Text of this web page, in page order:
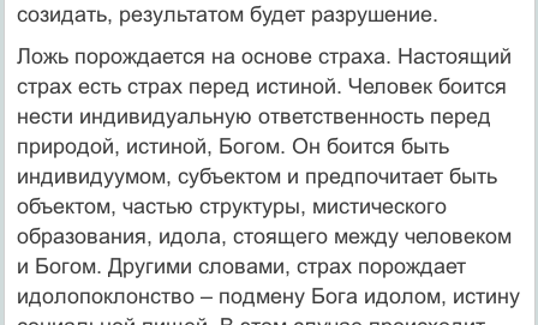
созидать, результатом будет разрушение.
Ложь порождается на основе страха. Настоящий
страх есть страх перед истиной. Человек боится
нести индивидуальную ответственность перед
природой, истиной, Богом. Он боится быть
индивидуумом, субъектом и предпочитает быть
объектом, частью структуры, мистического
образования, идола, стоящего между человеком
и Богом. Другими словами, страх порождает
идолопоклонство – подмену Бога идолом, истину